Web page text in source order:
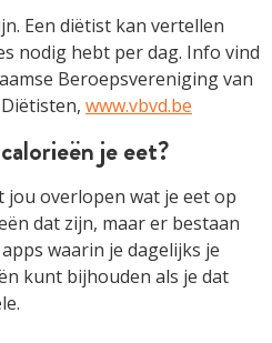
Een diëtist kan vertellen
nodig hebt per dag. Info vind
Beroepsvereniging van
www.vbvd.be
je eet?
jou overlopen wat je eet op
dat zijn, maar er bestaan
waarin je dagelijks je
kunt bijhouden als je dat